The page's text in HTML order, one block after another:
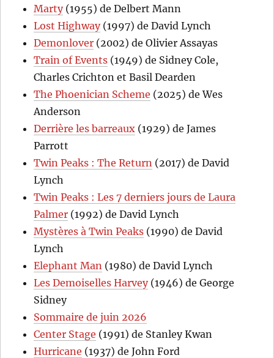
Marty(1955) de Delbert Mann
Lost Highway(1997) de David Lynch
Demonlover (2002) de Olivier Assayas
Train of Events (1949) de Sidney Cole,
Charles Crichton et Basil Dearden
The Phoenician Scheme (2025) de Wes
Anderson
Derrière les barreaux (1929) de James
Parrott
Twin Peaks : The Return (2017) de David
Lynch
Twin Peaks : Les 7 derniers jours de Laura
Palmer (1992) de David Lynch
Mystères à Twin Peaks (1990) de David
Lynch
Elephant Man (1980) de David Lynch
Les Demoiselles Harvey(1946) de George
Sidney
Sommaire de juin 2026
Center Stage (1991) de Stanley Kwan
Hurricane (1937) de John Ford